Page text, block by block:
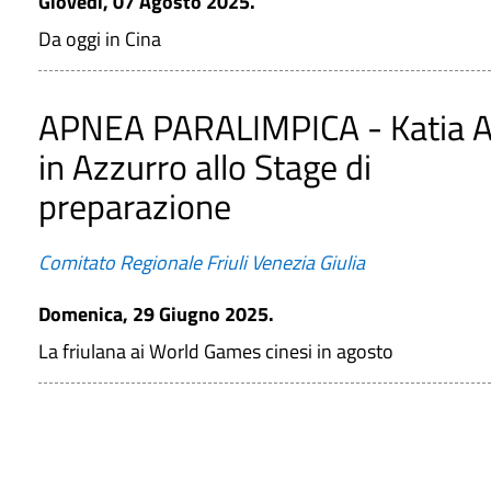
Da oggi in Cina
APNEA PARALIMPICA - Katia
in Azzurro allo Stage di
preparazione
Comitato Regionale Friuli Venezia Giulia
Domenica, 29 Giugno 2025.
La friulana ai World Games cinesi in agosto